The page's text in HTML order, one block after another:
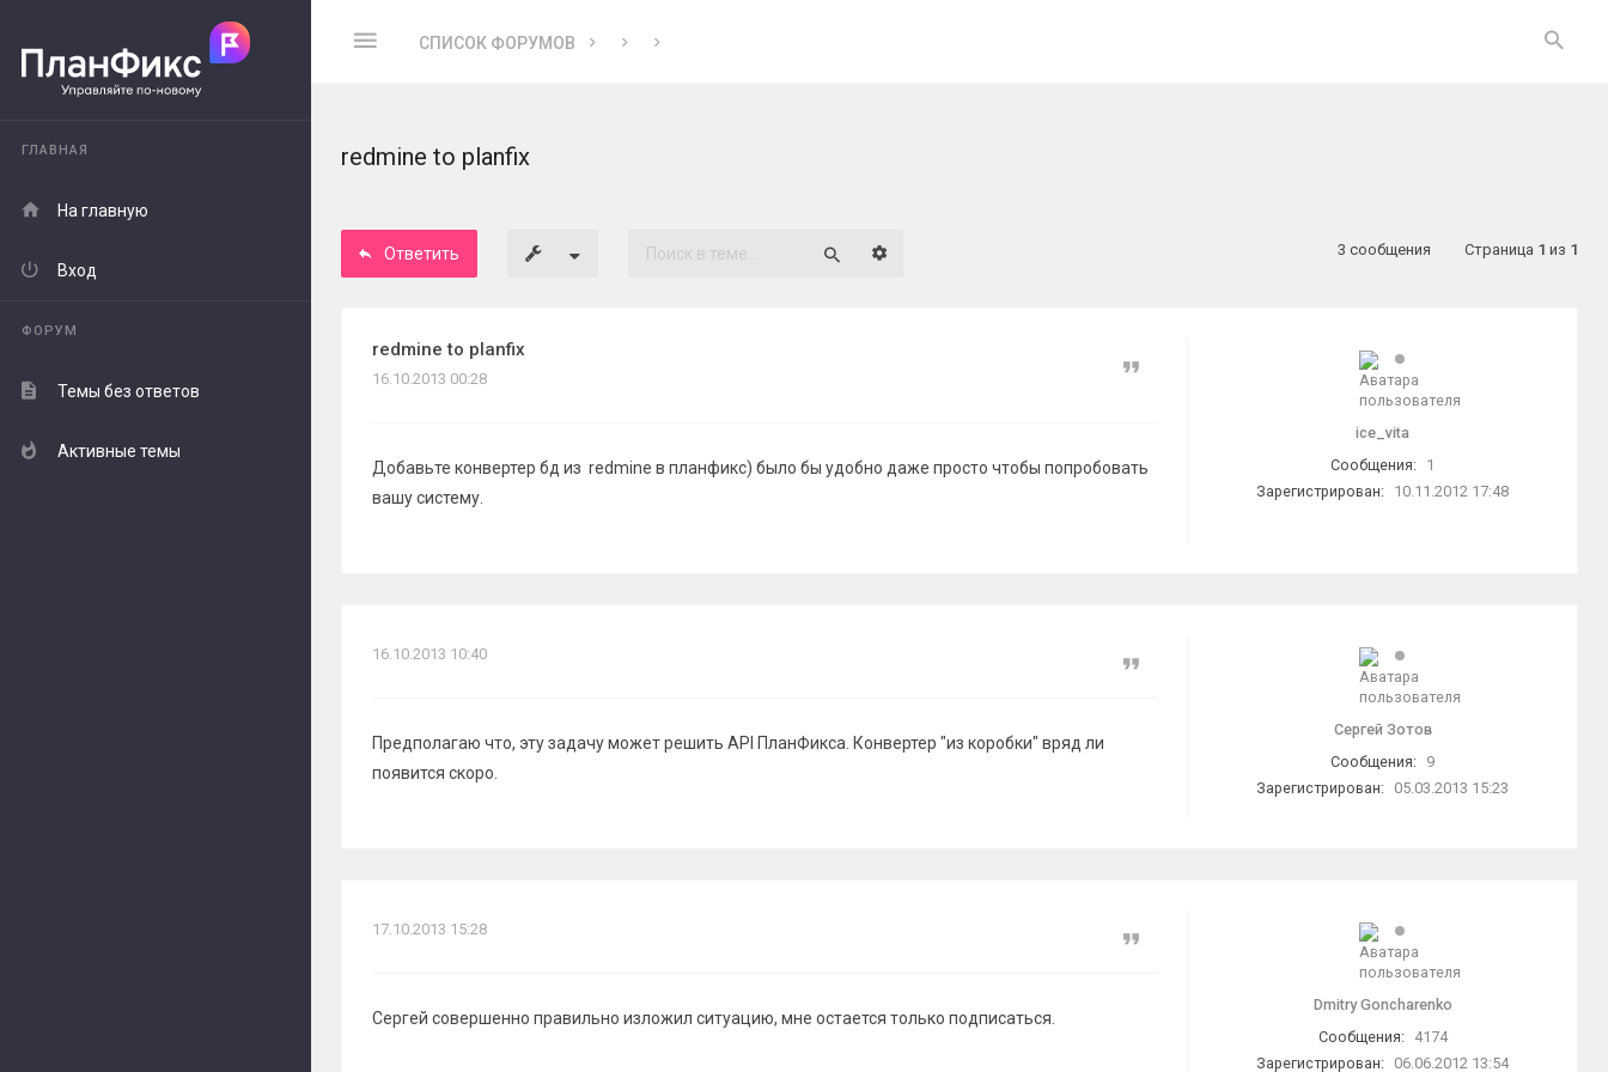
СПИСОК ФОРУМОВ
ГЛАВНАЯ
На главную
Вход
ФОРУМ
Темы без ответов
Активные темы
redmine to planfix
Ответить
Расширенный поиск 3 сообщения Страница 1 из 1
ice_vita
Сообщения:
1
Зарегистрирован:
10.11.2012 17:48
redmine to planfix
Цитата
16.10.2013 00:28
Добавьте конвертер бд из redmine в планфикс) было бы удобно даже просто чтобы попробовать
вашу систему.
Сергей Зотов
Сообщения:
9
Зарегистрирован:
05.03.2013 15:23
Цитата
16.10.2013 10:40
Предполагаю что, эту задачу может решить API ПланФикса. Конвертер "из коробки" вряд ли
появится скоро.
Dmitry Goncharenko
Сообщения:
4174
Зарегистрирован:
06.06.2012 13:54
Цитата
17.10.2013 15:28
Сергей совершенно правильно изложил ситуацию, мне остается только подписаться.